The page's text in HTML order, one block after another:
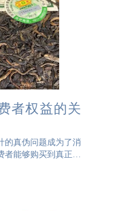
者权益的关
的真伪问题成为了消
能够购买到真正的
防伪码粘贴、防伪